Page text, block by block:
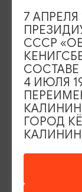
Код
ОТ 150₽
7
СССР
СОСТАВЕ
4 ИЮЛЯ
ГОРОД